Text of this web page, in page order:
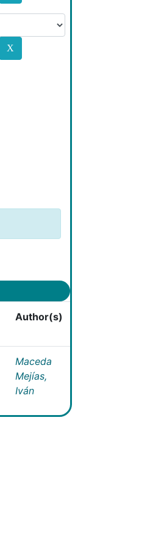
Author(s)
Maceda
Mejías,
Iván